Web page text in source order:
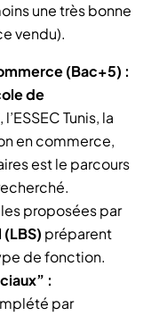
une très bonne
vendu).
(Bac+5) :
de
Tunis, la
en commerce,
est le parcours
proposées par
(LBS) préparent
de fonction.
:
par